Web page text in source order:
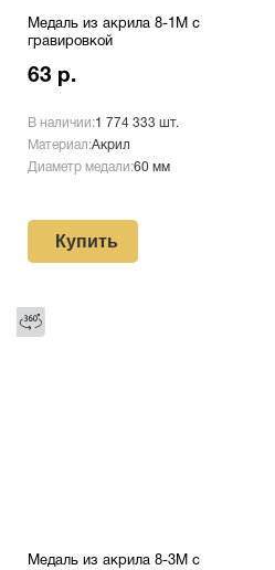
Медаль из акрила 8-1М с
гравировкой
63 р.
В наличии:1 774 333 шт.
Материал:Акрил
Диаметр медали:60 мм
Купить
Медаль из акрила 8-3М с